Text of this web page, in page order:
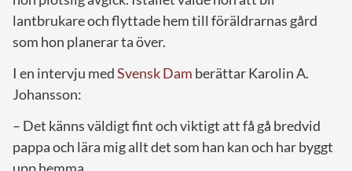
lantbrukare och flyttade hem till föräldrarnas gård
som hon planerar ta över.
I en intervju medSvensk Dam berättar Karolin A.
Johansson:
– Det känns väldigt fint och viktigt att få gå bredvid
pappa och lära mig allt det som han kan och har byggt
upp hemma.